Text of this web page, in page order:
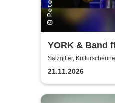
YORK & Band
Salzgitter, Kulturscheune
21.11.2026